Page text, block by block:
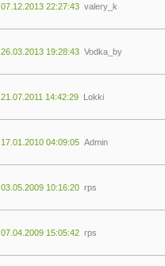
07.12.2013 22:27:43 valery_k
26.03.2013 19:28:43 Vodka_by
21.07.2011 14:42:29 Lokki
17.01.2010 04:09:05 Admin
03.05.2009 10:16:20 rps
07.04.2009 15:05:42 rps